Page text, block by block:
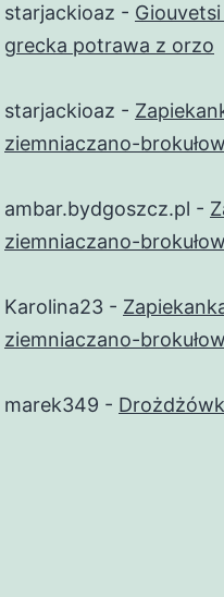
starjackioaz -
grecka potrawa z orzo
starjackioaz -
ziemniaczano-
ambar.bydgoszcz.pl -
ziemniaczano-
Karolina23 -
ziemniaczano-
marek349 -